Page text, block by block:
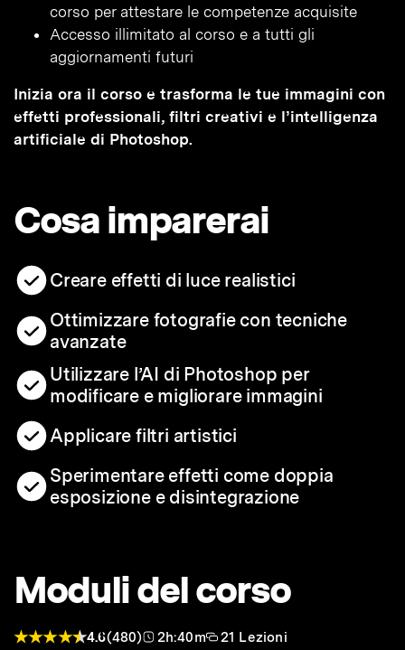
corso per attestare le competenze acquisite
Accesso illimitato al corso e a tutti gli
aggiornamenti futuri
Inizia ora il corso e trasforma le tue immagini con
effetti professionali, filtri creativi e l’intelligenza
artificiale di Photoshop.
Cosa imparerai
Creare effetti di luce realistici
Ottimizzare fotografie con tecniche
avanzate
Utilizzare l’AI di Photoshop per
modificare e migliorare immagini
Applicare filtri artistici
Sperimentare effetti come doppia
esposizione e disintegrazione
Moduli del corso
4.6(480) 2h:40m
21 Lezioni